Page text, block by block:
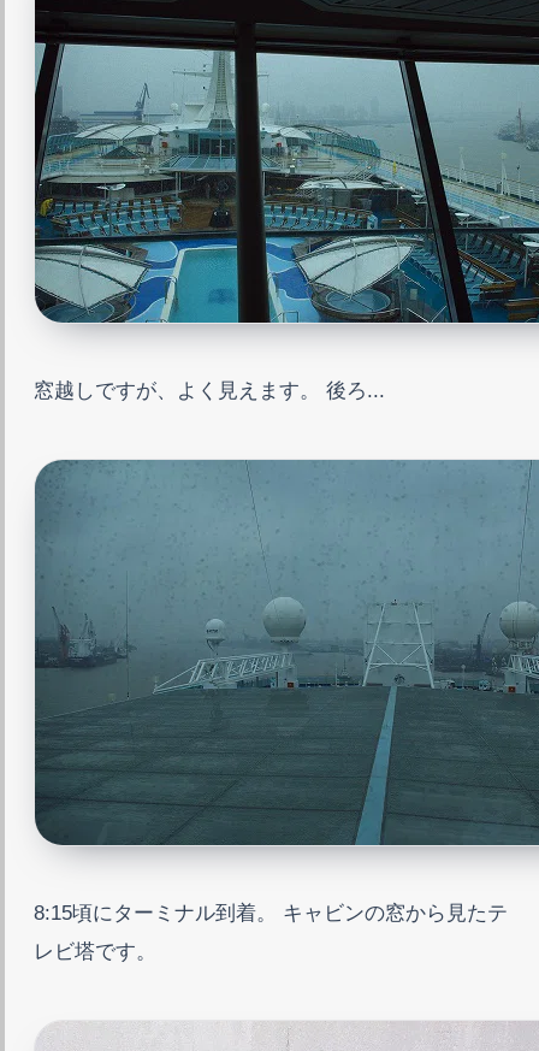
窓越しですが、よく見えます。 後ろ...
8:15頃にターミナル到着。 キャビンの窓から見たテ
レビ塔です。